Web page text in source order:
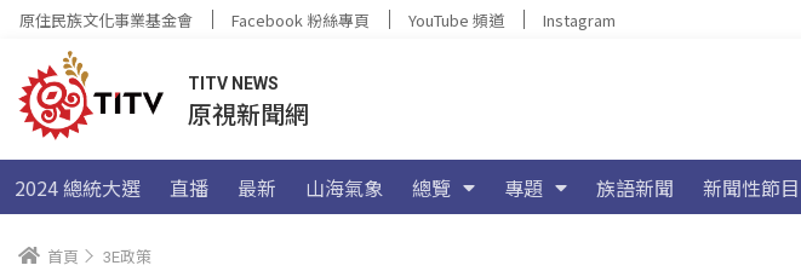
原住民族文化事業基金會 Facebook 粉絲專頁 YouTube 頻道 Instagram
TITV NEWS
原視新聞網
2024 總統大選 直播 最新 山海氣象 總覽 專題 族語新聞 新聞性節目
首頁 3E政策